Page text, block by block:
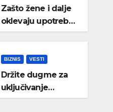
Zašto žene i dalje
oklevaju upotrebu
menstrualne
BIZNIS VESTI
Držite dugme za
uključivanje
televizora 3